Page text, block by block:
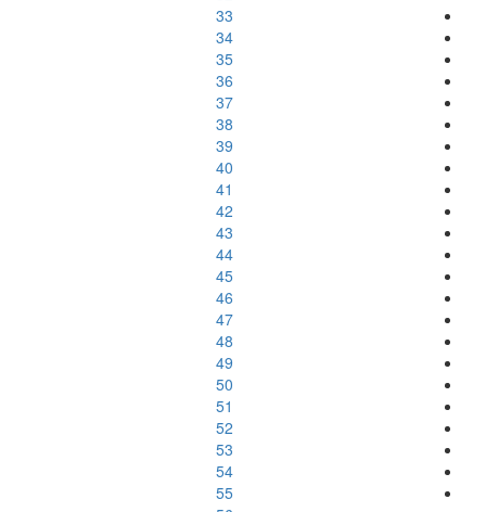
33
34
35
36
37
38
39
40
41
42
43
44
45
46
47
48
49
50
51
52
53
54
55